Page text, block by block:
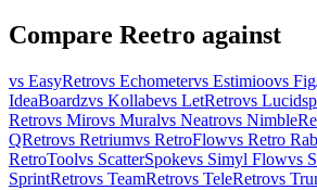
Compare Reetro against
vs EasyRetrovs Echometervs Estimioovs
IdeaBoardzvs Kollabevs LetRetrovs
Retrovs Mirovs Muralvs Neatrovs
QRetrovs Retriumvs RetroFlowvs Retro
RetroToolvs ScatterSpokevs Simyl Flowvs
SprintRetrovs TeamRetrovs TeleRetrovs